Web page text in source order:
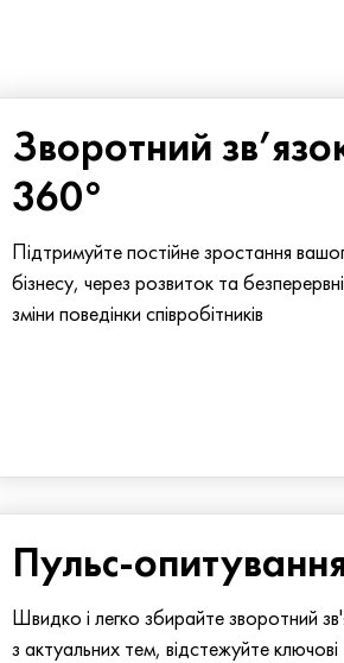
Зворотний
360°
Підтримуйте постійне зростання
бізнесу, через розвиток та безперервні
зміни поведінки співробітників
Пульс-
Швидко і легко збирайте зворотний
з актуальних тем, відстежуйте ключові